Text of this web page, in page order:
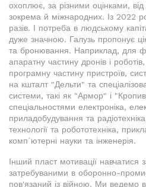
охоплює, за різними оцінками,
зокрема й міжнародних. Із 2022
разів. І потреба в людському
дуже значною. Галузь пропонує
та бронювання. Наприклад, для
апаратну частину дронів і
програмну частину пристроїв,
на кшталт "Дельти" та
системи, такі як "Армор" і
спеціальностями електроніка,
приладобудування та
технології та робототехніка,
комп`ютерні науки та інженерія.
Інший пласт мотивації навчатися
затребуваними в оборонно-
пов'язаний із війною. Ми ведемо